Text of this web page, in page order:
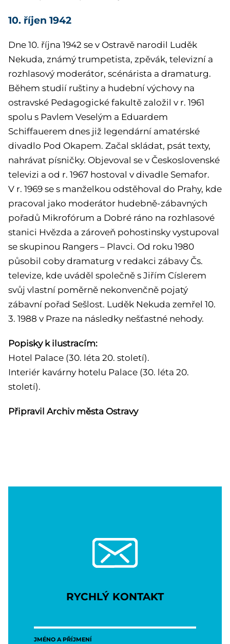
10. říjen 1942
Dne 10. října 1942 se v Ostravě narodil Luděk
Nekuda, známý trumpetista, zpěvák, televizní a
rozhlasový moderátor, scénárista a dramaturg.
Během studií ruštiny a hudební výchovy na
ostravské Pedagogické fakultě založil v r. 1961
spolu s Pavlem Veselým a Eduardem
Schiffauerem dnes již legendární amatérské
divadlo Pod Okapem. Začal skládat, psát texty,
nahrávat písničky. Objevoval se v Československé
televizi a od r. 1967 hostoval v divadle Semafor.
V r. 1969 se s manželkou odstěhoval do Prahy, kde
pracoval jako moderátor hudebně-zábavných
pořadů Mikrofórum a Dobré ráno na rozhlasové
stanici Hvězda a zároveň pohostinsky vystupoval
se skupinou Rangers – Plavci. Od roku 1980
působil coby dramaturg v redakci zábavy Čs.
televize, kde uváděl společně s Jiřím Císlerem
svůj vlastní poměrně nekonvenčně pojatý
zábavní pořad Sešlost. Luděk Nekuda zemřel 10.
3. 1988 v Praze na následky nešťastné nehody.
Popisky k ilustracím:
Hotel Palace (30. léta 20. století).
Interiér kavárny hotelu Palace (30. léta 20.
století).
Připravil Archiv města Ostravy
RYCHLÝ KONTAKT
JMÉNO A PŘÍJMENÍ